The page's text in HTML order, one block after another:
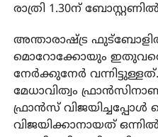
രാത്രി 1.30ന്
അന്താരാഷ്ട്ര
മൊറോക്കോയും
നേർക്കുനേർ
മേധാവിത്വം
ഫ്രാൻസ്
വിജയിക്കാനായത്